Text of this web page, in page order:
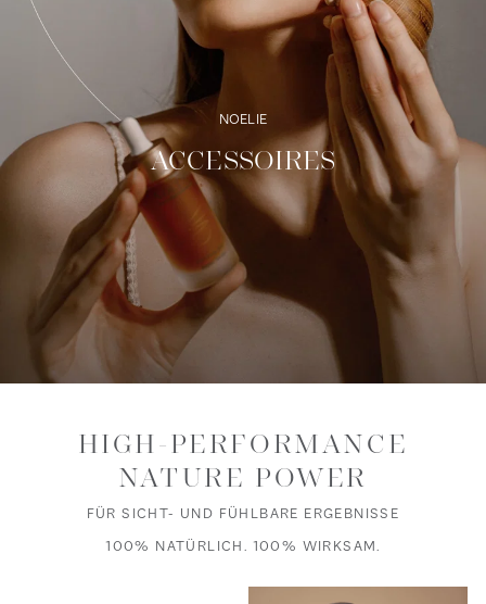
NOELIE
ACCESSOIRES
HIGH-PERFORMANCE
NATURE POWER
FÜR SICHT- UND FÜHLBARE ERGEBNISSE
100% NATÜRLICH. 100% WIRKSAM.